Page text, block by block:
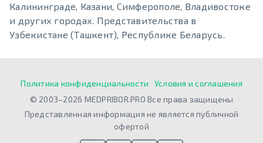
Калининграде, Казани, Симферополе, Владивостоке
и других городах. Представительства в
Узбекистане (Ташкент), Республике Беларусь.
Политика конфиденциальности
Условия и соглашения
© 2003–2026 MEDPRIBOR.PRO Все права защищены
Представленная информация не является публичной
офертой